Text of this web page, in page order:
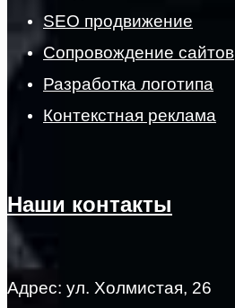
SEO продвижение
Сопровождение сайтов
Разработка логотипа
Контекстная реклама
Наши контакты
Адрес: ул. Холмистая, 26